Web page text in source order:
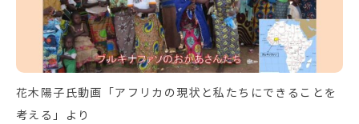
花木陽子氏動画「アフリカの現状と私たちにできることを
考える」より